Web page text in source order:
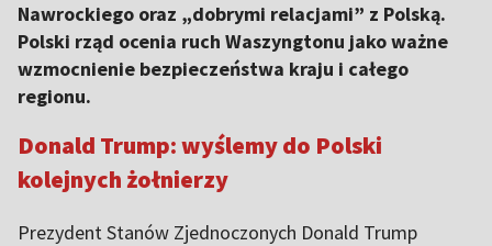
Nawrockiego oraz „dobrymi relacjami” z Polską.
Polski rząd ocenia ruch Waszyngtonu jako ważne
wzmocnienie bezpieczeństwa kraju i całego
regionu.
Donald Trump: wyślemy do Polski
kolejnych żołnierzy
Prezydent Stanów Zjednoczonych Donald Trump